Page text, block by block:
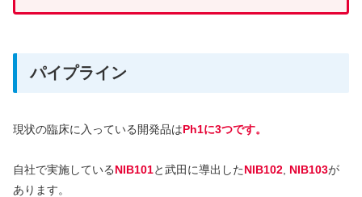
パイプライン
現状の臨床に入っている開発品はPh1に3つです。
自社で実施しているNIB101と武田に導出したNIB102 NIB103が
あります。